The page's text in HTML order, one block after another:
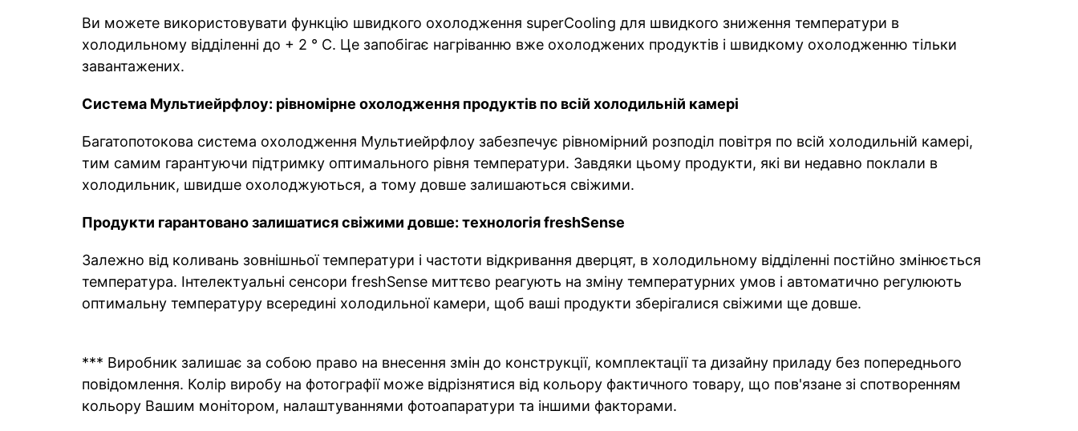
Ви можете використовувати функцію швидкого охолодження superCooling для швидкого зниження температури в
холодильному відділенні до + 2 ° C. Це запобігає нагріванню вже охолоджених продуктів і швидкому охолодженню тільки
завантажених.
Система Мультиейрфлоу: рівномірне охолодження продуктів по всій холодильній камері
Багатопотокова система охолодження Мультиейрфлоу забезпечує рівномірний розподіл повітря по всій холодильній камері,
тим самим гарантуючи підтримку оптимального рівня температури. Завдяки цьому продукти, які ви недавно поклали в
холодильник, швидше охолоджуються, а тому довше залишаються свіжими.
Продукти гарантовано залишатися свіжими довше: технологія freshSense
Залежно від коливань зовнішньої температури і частоти відкривання дверцят, в холодильному відділенні постійно змінюється
температура. Інтелектуальні сенсори freshSense миттєво реагують на зміну температурних умов і автоматично регулюють
оптимальну температуру всередині холодильної камери, щоб ваші продукти зберігалися свіжими ще довше.
*** Виробник залишає за собою право на внесення змін до конструкції, комплектації та дизайну приладу без попереднього
повідомлення. Колір виробу на фотографії може відрізнятися від кольору фактичного товару, що пов'язане зі спотворенням
кольору Вашим монітором, налаштуваннями фотоапаратури та іншими факторами.